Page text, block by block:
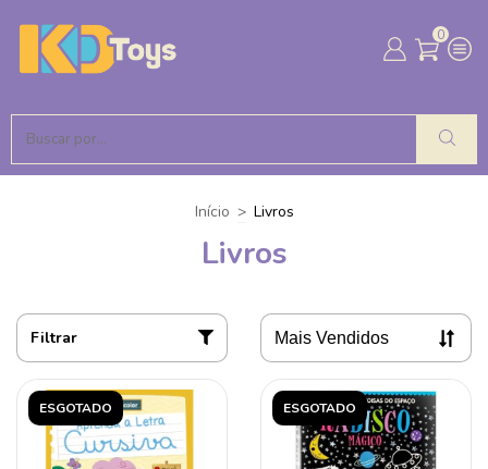
0
Início > Livros
Livros
Filtrar
ESGOTADO ESGOTADO